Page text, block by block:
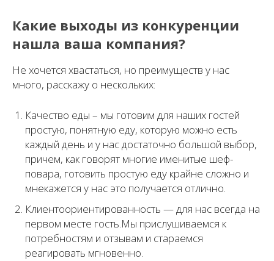
Какие выходы из конкуренции
нашла ваша компания?
Не хочется хвастаться, но преимуществ у нас
много, расскажу о нескольких:
Качество еды – мы готовим для наших гостей
простую, понятную еду, которую можно есть
каждый день и у нас достаточно большой выбор,
причем, как говорят многие именитые шеф-
повара, готовить простую еду крайне сложно и
мнекажется у нас это получается отлично.
Клиентоориентированность — для нас всегда на
первом месте гость.Мы прислушиваемся к
потребностям и отзывам и стараемся
реагировать мгновенно.